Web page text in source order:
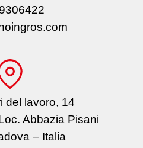
del lavoro, 14
Abbazia Pisani
– Italia